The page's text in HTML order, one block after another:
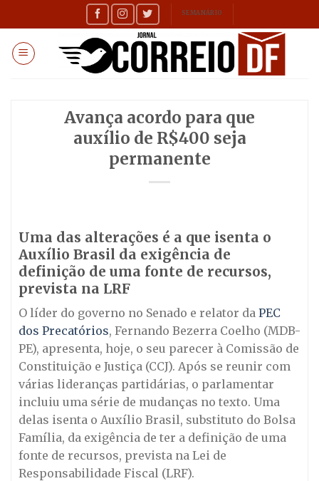
to
content
SEMANÁRIO
Avança acordo para que
auxílio de R$400 seja
permanente
Uma das alterações é a que isenta o
Auxílio Brasil da exigência de
definição de uma fonte de recursos,
prevista na LRF
O líder do governo no Senado e relator da PEC
dos Precatórios, Fernando Bezerra Coelho (MDB-
PE), apresenta, hoje, o seu parecer à Comissão de
Constituição e Justiça (CCJ). Após se reunir com
várias lideranças partidárias, o parlamentar
incluiu uma série de mudanças no texto. Uma
delas isenta o Auxílio Brasil, substituto do Bolsa
Família, da exigência de ter a definição de uma
fonte de recursos, prevista na Lei de
Responsabilidade Fiscal (LRF).